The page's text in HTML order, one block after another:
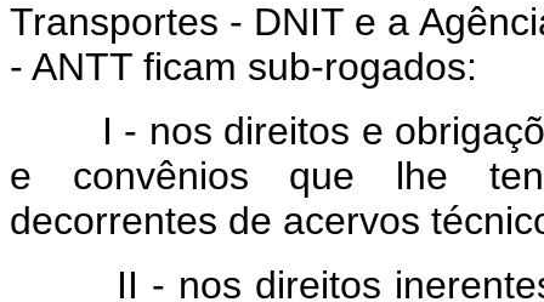
Transportes - DNIT e a
- ANTT ficam sub-rogados:
I - nos direitos e
e convênios que lhe
decorrentes de acervos
II - nos direitos